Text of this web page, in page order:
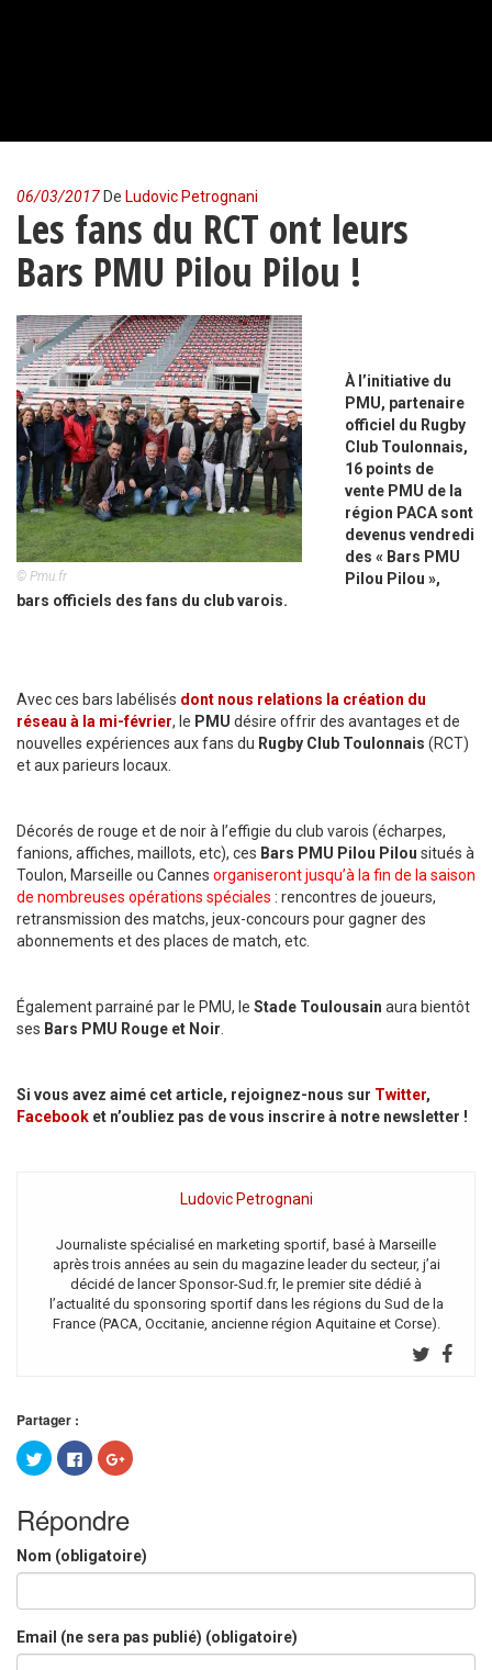
06/03/2017 De Ludovic Petrognani
Les fans du RCT ont leurs
Bars PMU Pilou Pilou !
© Pmu.fr
À l’initiative du
PMU, partenaire
officiel du Rugby
Club Toulonnais,
16 points de
vente PMU de la
région PACA sont
devenus vendredi
des « Bars PMU
Pilou Pilou »,
bars officiels des fans du club varois.
Avec ces bars labélisés dont nous relations la création du
réseau à la mi-février, le PMU désire offrir des avantages et de
nouvelles expériences aux fans du Rugby Club Toulonnais (RCT)
et aux parieurs locaux.
Décorés de rouge et de noir à l’effigie du club varois (écharpes,
fanions, affiches, maillots, etc), ces Bars PMU Pilou Pilou situés à
Toulon, Marseille ou Cannes organiseront jusqu’à la fin de la saison
de nombreuses opérations spéciales : rencontres de joueurs,
retransmission des matchs, jeux-concours pour gagner des
abonnements et des places de match, etc.
Également parrainé par le PMU, le Stade Toulousain aura bientôt
ses Bars PMU Rouge et Noir
Si vous avez aimé cet article, rejoignez-nous sur Twitter,
Facebook et n’oubliez pas de vous inscrire à notre newsletter !
Ludovic Petrognani
Journaliste spécialisé en marketing sportif, basé à Marseille
après trois années au sein du magazine leader du secteur, j’ai
décidé de lancer Sponsor-Sud.fr, le premier site dédié à
l’actualité du sponsoring sportif dans les régions du Sud de la
France (PACA, Occitanie, ancienne région Aquitaine et Corse).
Partager :
Cliquez
pour
partager
Twitter(ouvre
dans
une
nouvelle
fenêtre)
Cliquez
pour
partager
Facebook(ouvre
dans
une
nouvelle
fenêtre)
Cliquez
pour
(ouvre
dans
une
nouvelle
fenêtre)
Répondre
Nom (obligatoire)
Email (ne sera pas publié) (obligatoire)